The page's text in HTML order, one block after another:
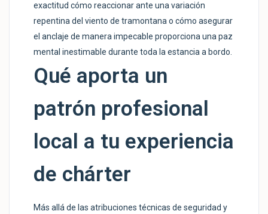
exactitud cómo reaccionar ante una variación
repentina del viento de tramontana o cómo asegurar
el anclaje de manera impecable proporciona una paz
mental inestimable durante toda la estancia a bordo.
Qué aporta un
patrón profesional
local a tu experiencia
de chárter
Más allá de las atribuciones técnicas de seguridad y